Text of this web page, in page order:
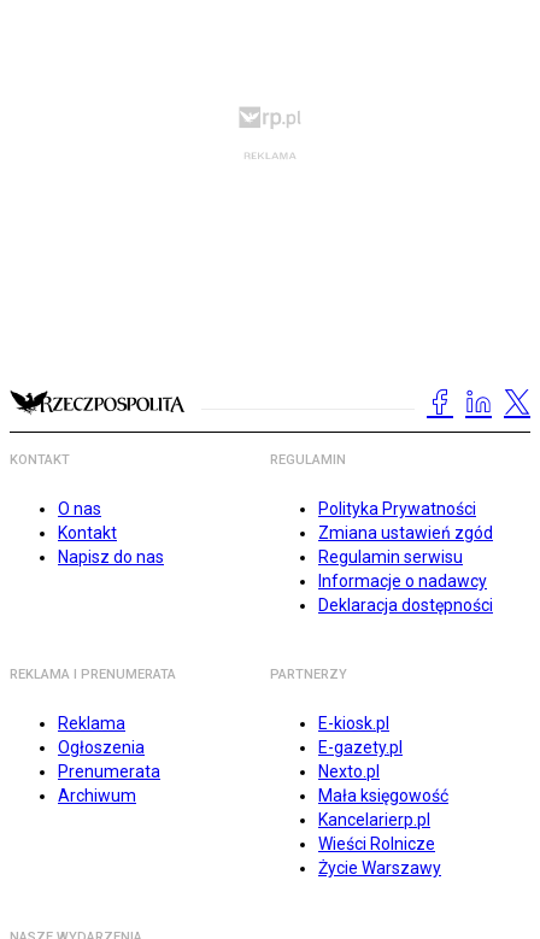
KONTAKT
O nas
Kontakt
Napisz do nas
REGULAMIN
Polityka Prywatności
Zmiana ustawień zgód
Regulamin serwisu
Informacje o nadawcy
Deklaracja dostępności
REKLAMA I PRENUMERATA
Reklama
Ogłoszenia
Prenumerata
Archiwum
PARTNERZY
E-kiosk.pl
E-gazety.pl
Nexto.pl
Mała księgowość
Kancelarierp.pl
Wieści Rolnicze
Życie Warszawy